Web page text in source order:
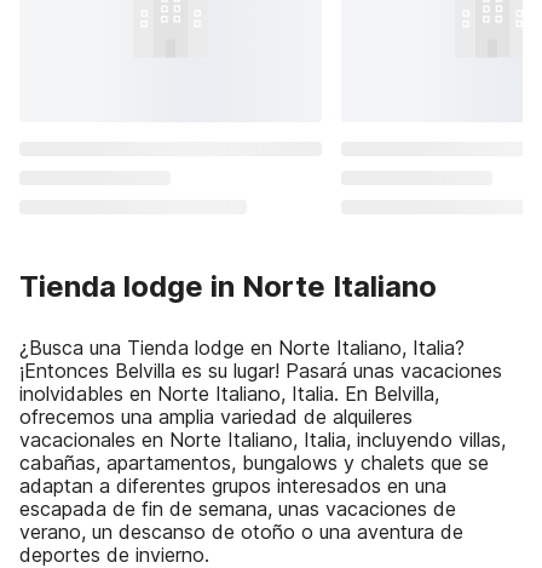
Tienda lodge in Norte Italiano
¿Busca una Tienda lodge en Norte Italiano, Italia?
¡Entonces Belvilla es su lugar! Pasará unas vacaciones
inolvidables en Norte Italiano, Italia. En Belvilla,
ofrecemos una amplia variedad de alquileres
vacacionales en Norte Italiano, Italia, incluyendo villas,
cabañas, apartamentos, bungalows y chalets que se
adaptan a diferentes grupos interesados en una
escapada de fin de semana, unas vacaciones de
verano, un descanso de otoño o una aventura de
deportes de invierno.